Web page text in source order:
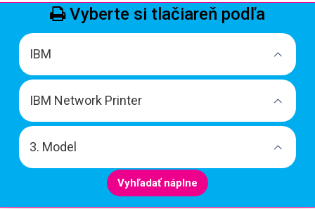
Vyberte si tlačiareň podľa
IBM
IBM Network Printer
3. Model
Vyhľadať náplne